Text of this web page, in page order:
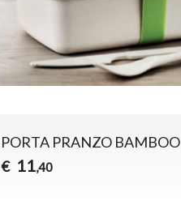
PORTA PRANZO BAMBOO
€ 11,40